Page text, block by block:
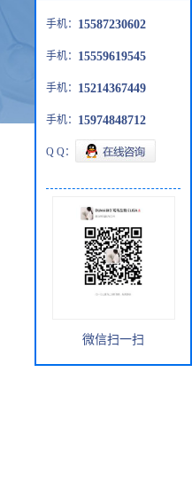
手机： 15587230602
手机： 15559619545
手机： 15214367449
手机： 15974848712
Q Q：
微信扫一扫